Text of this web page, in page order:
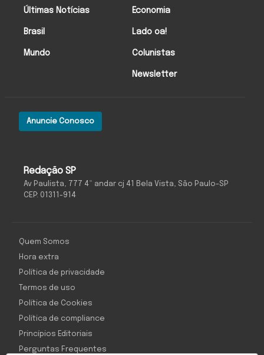
Redação SP
Av Paulista, 777 4º andar cj 41 Bela Vista, São Paulo-SP
CEP: 01311-914
Anuncie Conosco
Últimas Notícias
Brasil
Mundo
Economia
Lado oa!
Colunistas
Newsletter
Quem Somos
Hora extra
Política de privacidade
Termos de uso
Política de Cookies
Política de compliance
Princípios Editoriais
Perguntas Frequentes